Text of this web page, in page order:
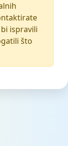
ispravili
što